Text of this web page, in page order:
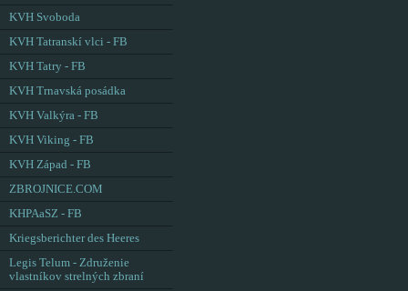
KVH Svoboda
KVH Tatranskí vlci - FB
KVH Tatry - FB
KVH Trnavská posádka
KVH Valkýra - FB
KVH Viking - FB
KVH Západ - FB
ZBROJNICE.COM
KHPAaSZ - FB
Kriegsberichter des Heeres
Legis Telum - Združenie
vlastníkov strelných zbraní